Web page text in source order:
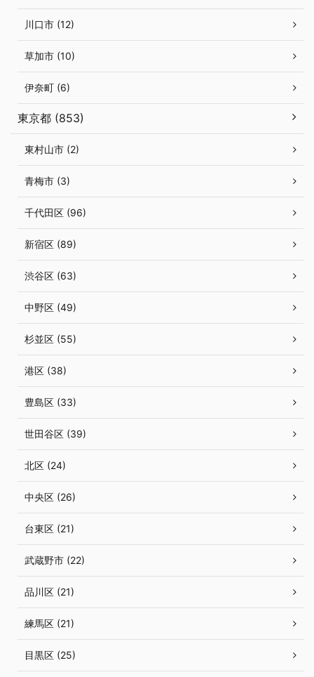
川口市 (12)
草加市 (10)
伊奈町 (6)
東京都 (853)
東村山市 (2)
青梅市 (3)
千代田区 (96)
新宿区 (89)
渋谷区 (63)
中野区 (49)
杉並区 (55)
港区 (38)
豊島区 (33)
世田谷区 (39)
北区 (24)
中央区 (26)
台東区 (21)
武蔵野市 (22)
品川区 (21)
練馬区 (21)
目黒区 (25)